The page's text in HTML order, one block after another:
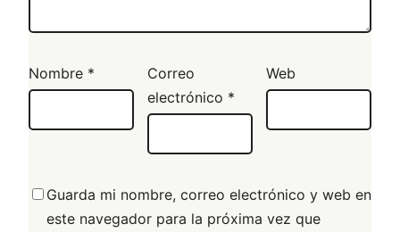
Nombre *
Correo
electrónico *
Web
Guarda mi nombre, correo electrónico y web en
este navegador para la próxima vez que